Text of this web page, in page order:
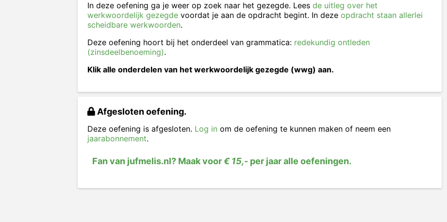
In deze oefening ga je weer op zoek naar het gezegde. Lees de uitleg over het
werkwoordelijk gezegde voordat je aan de opdracht begint. In deze opdracht staan allerlei
scheidbare werkwoorden.
Deze oefening hoort bij het onderdeel van grammatica: redekundig ontleden
(zinsdeelbenoeming).
Klik alle onderdelen van het werkwoordelijk gezegde (wwg) aan.
Afgesloten oefening.
Deze oefening is afgesloten. Log in om de oefening te kunnen maken of neem een
jaarabonnement.
Fan van jufmelis.nl? Maak voor€ 15,- per jaar alle oefeningen.